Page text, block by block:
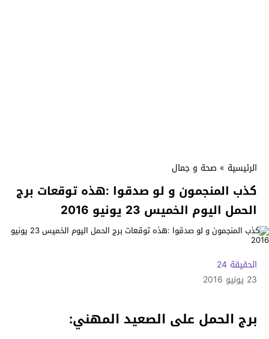
الرئيسية » صحة و جمال
كذب المنجمون و لو صدقوا :هذه توقعات برج
الحمل اليوم الخميس 23 يونيو 2016
الحقيقة 24
23 يونيو 2016
برج الحمل على الصعيد المهني: